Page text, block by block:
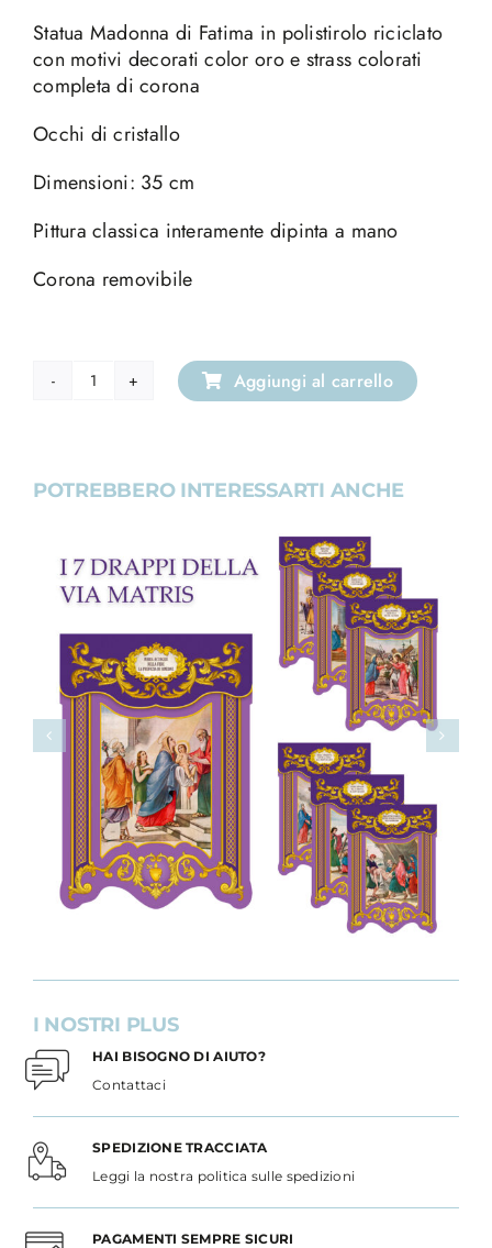
Statua Madonna di Fatima in polistirolo riciclato
con motivi decorati color oro e strass colorati
completa di corona
Occhi di cristallo
Dimensioni: 35 cm
Pittura classica interamente dipinta a mano
Corona removibile
Statua
con
cristallo
pittura
classica
35
cm
quantità
Aggiungi al carrello
POTREBBERO INTERESSARTI ANCHE
I NOSTRI PLUS
HAI BISOGNO DI AIUTO?
Contattaci
SPEDIZIONE TRACCIATA
Leggi la nostra politica sulle spedizioni
PAGAMENTI SEMPRE SICURI